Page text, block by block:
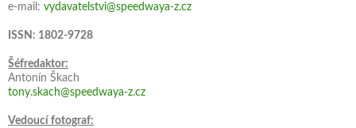
e-mail: vydavatelstvi@speedwaya-z.cz
ISSN: 1802-9728
Šéfredaktor:
Antonín Škach
tony.skach@speedwaya-z.cz
Vedoucí fotograf: